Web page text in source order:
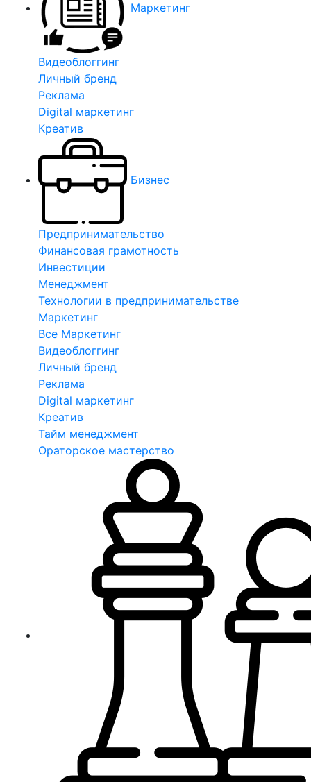
Маркетинг
Видеоблоггинг
Личный бренд
Реклама
Digital маркетинг
Креатив
Бизнес
Предпринимательство
Финансовая грамотность
Инвестиции
Менеджмент
Технологии в предпринимательстве
Маркетинг
Все Маркетинг
Видеоблоггинг
Личный бренд
Реклама
Digital маркетинг
Креатив
Тайм менеджмент
Ораторское мастерство